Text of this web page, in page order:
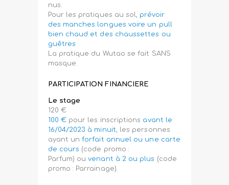
nus.
Pour les pratiques au sol, prévoir
des manches longues voire un pull
bien chaud et des chaussettes ou
guêtres
La pratique du Wutao se fait SANS
masque.
PARTICIPATION FINANCIERE
Le stage
120 €
100 € pour les inscriptions avant le
16/04/2023 à minuit , les personnes
ayant unforfait annuel ou une carte
de cours (code promo :
Parfum) ouvenant à 2 ou plus (code
promo : Parrainage).